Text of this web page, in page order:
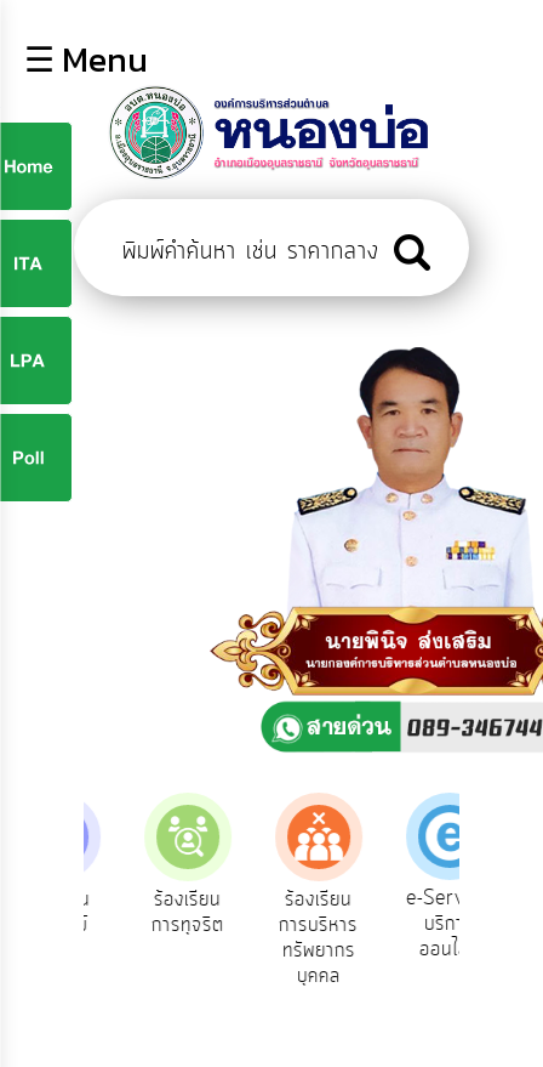
หลัก
ข้อมูล
พื้น
ฐาน
บุคลากร
ข่าว
ประชาสัมพันธ์
การ
ข้อมูล
บริหาร/
พัฒนา
ทรัพยากร
☰ Menu
ร้องเรียน
การทุจริต
ร้องเรียน
การบริหาร
ทรัพยากร
บุคคล
e-Service
บริการ
ออนไลน์